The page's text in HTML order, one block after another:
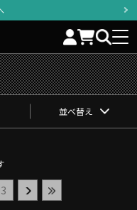
並べ替え
3